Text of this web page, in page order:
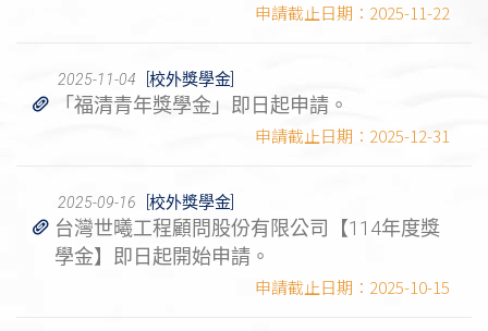
2025-11-22
2025-11-04 [校外獎學金]
「福清青年獎學金」即日起申請。
2025-12-31
2025-09-16 [校外獎學金]
台灣世曦工程顧問股份有限公司【114年度獎
學金】即日起開始申請。
2025-10-15